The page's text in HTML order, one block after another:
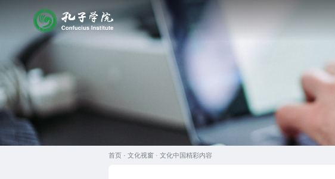
首页 · 文化视窗 · 文化中国精彩内容